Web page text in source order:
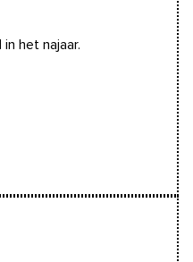
het najaar.